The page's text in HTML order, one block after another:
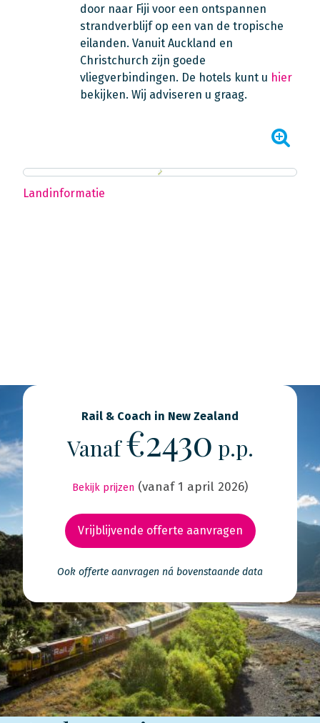
door naar Fiji voor een ontspannen
strandverblijf op een van de tropische
eilanden. Vanuit Auckland en
Christchurch zijn goede
vliegverbindingen. De hotels kunt u hier
bekijken. Wij adviseren u graag.
Landinformatie
Rail & Coach in New Zealand
Vanaf€2430 p.p.
Bekijk prijzen (vanaf 1 april 2026)
Vrijblijvende offerte aanvragen
Ook offerte aanvragen ná bovenstaande data